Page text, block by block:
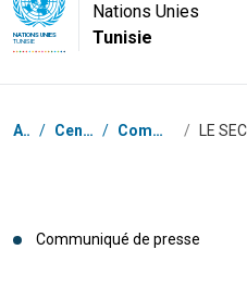
NATIONS UNIES
TUNISIE
Nations Unies
Tunisie
Fil d'Ariane
Accueil / Centre de presse / Communiqués de presse /
Communiqué de presse